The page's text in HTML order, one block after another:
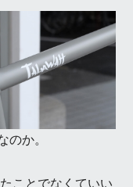
のか。
ことでなくていい